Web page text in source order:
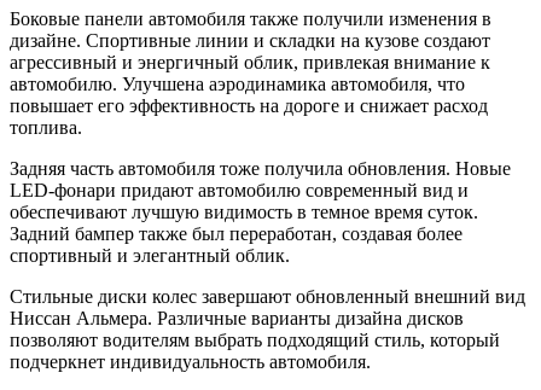
Боковые панели автомобиля также получили изменения в
дизайне. Спортивные линии и складки на кузове создают
агрессивный и энергичный облик, привлекая внимание к
автомобилю. Улучшена аэродинамика автомобиля, что
повышает его эффективность на дороге и снижает расход
топлива.
Задняя часть автомобиля тоже получила обновления. Новые
LED-фонари придают автомобилю современный вид и
обеспечивают лучшую видимость в темное время суток.
Задний бампер также был переработан, создавая более
спортивный и элегантный облик.
Стильные диски колес завершают обновленный внешний вид
Ниссан Альмера. Различные варианты дизайна дисков
позволяют водителям выбрать подходящий стиль, который
подчеркнет индивидуальность автомобиля.